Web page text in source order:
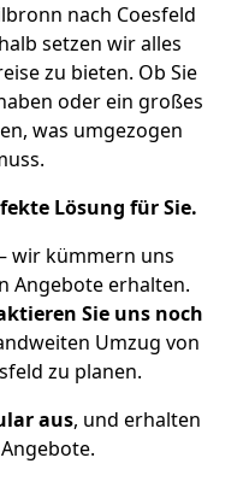
nach Coesfeld
setzen wir alles
zu bieten. Ob Sie
oder ein großes
was umgezogen
Lösung für Sie.
wir kümmern uns
Angebote erhalten.
Sie uns noch
Umzug von
zu planen.
aus, und erhalten